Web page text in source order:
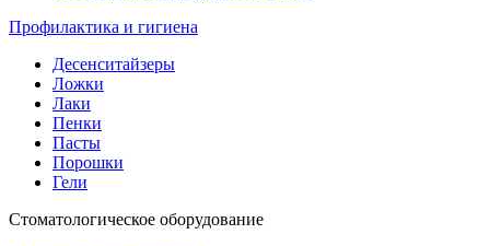
Профилактика и гигиена
Десенситайзеры
Ложки
Лаки
Пенки
Пасты
Порошки
Гели
Стоматологическое оборудование